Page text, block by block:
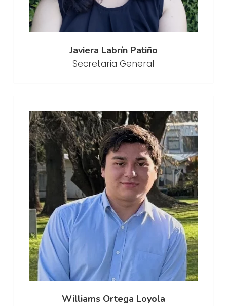
Javiera Labrín Patiño
Secretaria General
Williams Ortega Loyola